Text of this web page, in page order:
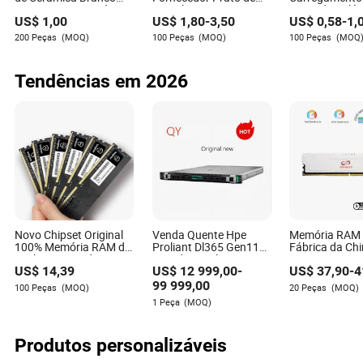
(Fonte: SSE STAR MARKET)
Aplicações a jusante: A implantação em centros de
computação e instalações de borda está acelerando.
A tecnologia pré-fabricada emergiu como um motor chave
para a redução de custos e eficiência. A China Telecom
está avançando soluções de fonte fria pré-fabricadas que
integram chillers e sistemas de controle em contêineres
energia e água no local. Gabinetes resfriados a líquido
integrados são pré-montados e testados em fábricas,
para Jantar em Vários
Tamanhos com Borda
Dourada
US$ 1,00
200 Peças (MOQ)
Porcelana Preto
Nórdico Pratos de
Jantar de Cerâmica
Chaozhou
US$ 1,80-3,50
100 Peças (MOQ)
Dourados
para
Decoração de
US$0,58-
100 Peças (MOQ)
Tendências em 2026
Novo Chipset Original
100% Memória RAM de
Desktop Testada
2400MHz/2666MHz
DDR4 16GB
US$ 14,39
100 Peças (MOQ)
Venda Quente Hpe
Proliant Dl365 Gen11
Servidor Rack AMD
Servidor AMD Epyc
9535, 2.4GHz, 64core
16*32g 4800 DDR5
4*1.92t Mr416I-O
US$ 12 999,00-
99 999,00
1 Peça (MOQ)
Memória RAM
Fábrica da
6400MHz
RAM DDR5
Manta para
US$37,90-
20 Peças (MOQ)
Produtos personalizáveis